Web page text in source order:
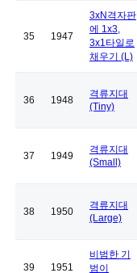
35 1947
3xN격자판
에 1x3,
3x1타일로
채우기 (L)
36 1948
격류지대
(Tiny)
37 1949
격류지대
(Small)
38 1950
격류지대
(Large)
39 1951
비범한 기
범이